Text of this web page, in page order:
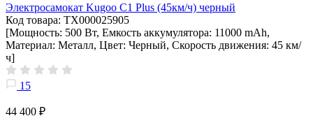
Электросамокат Kugoo C1 Plus (45км/ч) черный
Код товара: ТХ000025905
[Мощность: 500 Вт, Емкость аккумулятора: 11000 mAh,
Материал: Металл, Цвет: Черный, Скорость движения: 45 км/
ч]
15
44 400 ₽